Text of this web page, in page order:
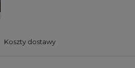
Koszty dostawy